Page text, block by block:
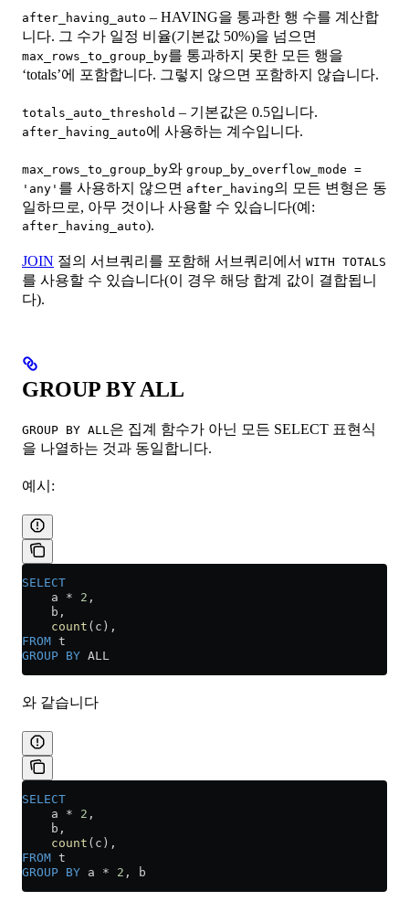
after_having_auto – HAVING을 통과한 행 수를 계산합
니다. 그 수가 일정 비율(기본값 50%)을 넘으면
max_rows_to_group_by를 통과하지 못한 모든 행을
‘totals’에 포함합니다. 그렇지 않으면 포함하지 않습니다.
totals_auto_threshold – 기본값은 0.5입니다.
after_having_auto에 사용하는 계수입니다.
max_rows_to_group_by와 group_by_overflow_mode =
'any' 를 사용하지 않으면 after_having의 모든 변형은 동
일하므로, 아무 것이나 사용할 수 있습니다(예:
after_having_auto).
JOIN 절의 서브쿼리를 포함해 서브쿼리에서 WITH TOTALS
를 사용할 수 있습니다(이 경우 해당 합계 값이 결합됩니
다).
GROUP BY ALL
GROUP BY ALL은 집계 함수가 아닌 모든 SELECT 표현식
을 나열하는 것과 동일합니다.
예시:
SELECT
    a
* 2 ,
    b,
    count
(c),
FROM t
GROUP BY ALL
와 같습니다
SELECT
    a
* 2 ,
    b,
    count
(c),
FROM t
GROUP BY a * 2 , b